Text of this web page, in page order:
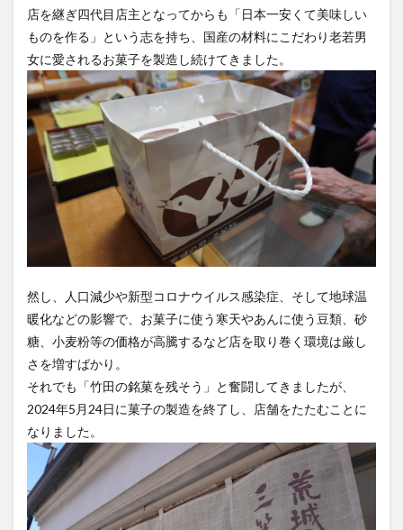
店を継ぎ四代目店主となってからも「日本一安くて美味しい
ものを作る」という志を持ち、国産の材料にこだわり老若男
女に愛されるお菓子を製造し続けてきました。
然し、人口減少や新型コロナウイルス感染症、そして地球温
暖化などの影響で、お菓子に使う寒天やあんに使う豆類、砂
糖、小麦粉等の価格が高騰するなど店を取り巻く環境は厳し
さを増すばかり。
それでも「竹田の銘菓を残そう」と奮闘してきましたが、
2024年5月24日に菓子の製造を終了し、店舗をたたむことに
なりました。